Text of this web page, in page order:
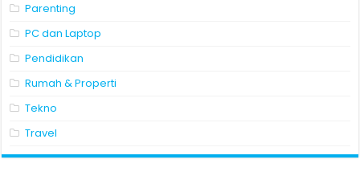
Parenting
PC dan Laptop
Pendidikan
Rumah & Properti
Tekno
Travel